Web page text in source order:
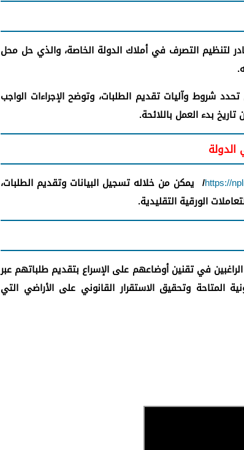
المنصة تفعيلًا للقانون رقم 168 لسنة 2025 الصادر لتنظيم التصرف في أملاك الدولة الخاصة، والذي حل محل
شروط وآليات تقديم الطلبات، وتوضح الإجراءات الواجب
بدء العمل باللائحة.
الدولة
https:/// يمكن من خلاله تسجيل البيانات وتقديم الطلبات،
الورقية التقليدية.
في تقنين أوضاعهم على الإسراع بتقديم طلباتهم عبر
المتاحة وتحقيق الاستقرار القانوني على الأراضي التي